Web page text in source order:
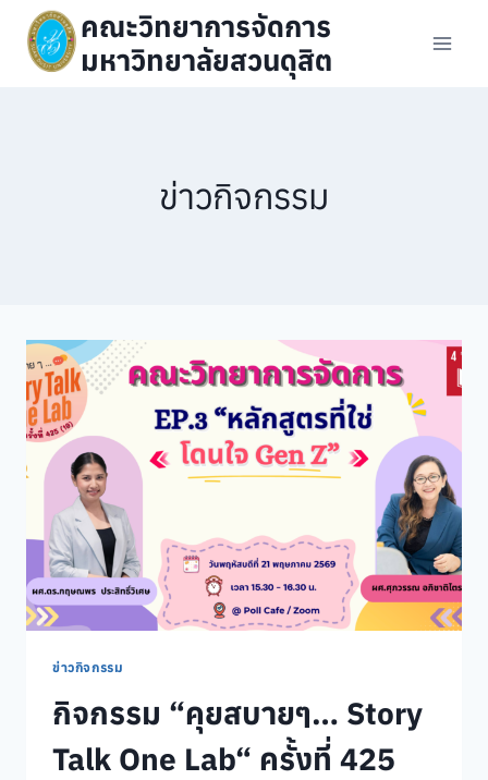
Skip
content
คณะวิทยาการจัดการ
มหาวิทยาลัยสวนดุสิต
ข่าวกิจกรรม
ข่าวกิจกรรม
กิจกรรม “คุยสบายๆ… Story
Talk One Lab“ ครั้งที่ 425